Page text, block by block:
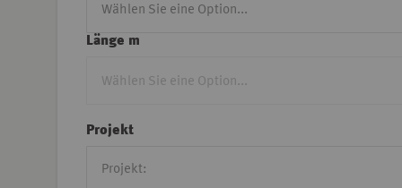
Länge m
Projekt